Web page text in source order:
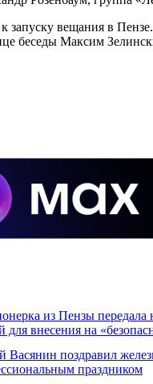
запуску вещания в
беседы Максим
из Пензы передала
для внесения на
Васянин поздравил
праздником